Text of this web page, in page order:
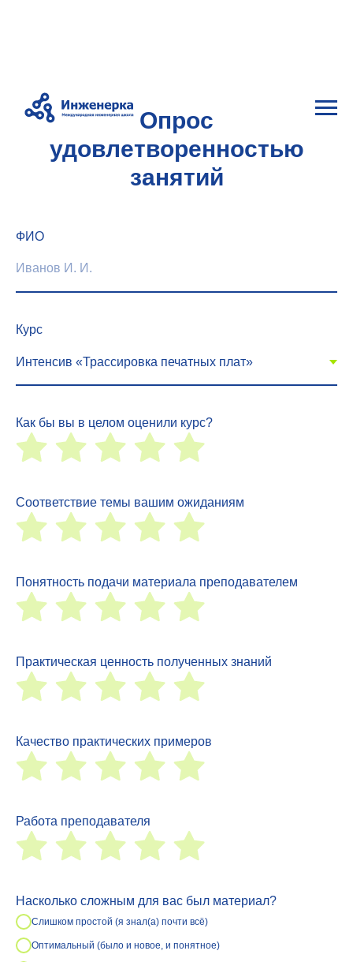
Опрос
удовлетворенностью
занятий
ФИО
Курс
Как бы вы в целом оценили курс?
Соответствие темы вашим ожиданиям
Понятность подачи материала преподавателем
Практическая ценность полученных знаний
Качество практических примеров
Работа преподавателя
Насколько сложным для вас был материал?
Слишком простой (я знал(а) почти всё)
Оптимальный (было и новое, и понятное)